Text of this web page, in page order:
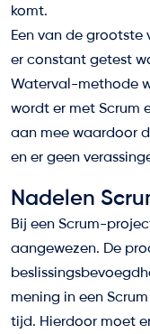
komt.
Een van de
er constant getest
Waterval-methode
wordt er met Scrum
aan mee waardoor
en er geen
Nadelen
Bij een Scrum-
aangewezen. De
mening in een
tijd. Hierdoor moet